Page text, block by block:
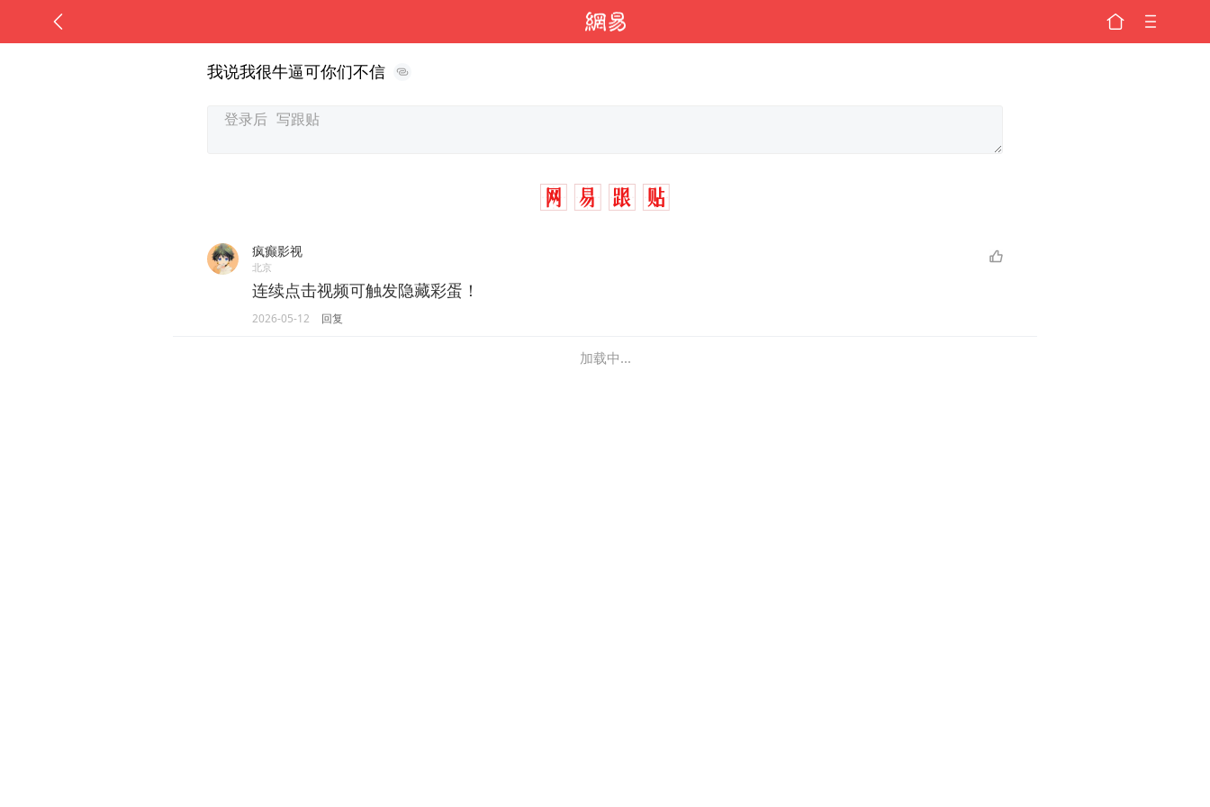
我说我很牛逼可你们不信
疯癫影视
北京
连续点击视频可触发隐藏彩蛋！
2026-05-12 回复
加载中...